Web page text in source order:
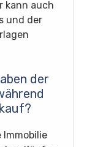
kann auch
und der
der